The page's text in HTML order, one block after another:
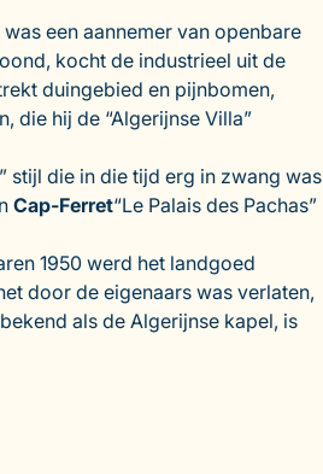
was een aannemer van openbare
kocht de industrieel uit de
duingebied en pijnbomen,
die hij de “Algerijnse Villa”
stijl die in die tijd erg in zwang was
Cap-Ferret“Le Palais des Pachas”
1950 werd het landgoed
door de eigenaars was verlaten,
als de Algerijnse kapel, is